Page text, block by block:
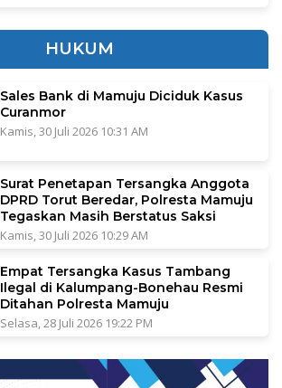
HUKUM
Sales Bank di Mamuju Diciduk Kasus
Curanmor
Kamis, 30 Juli 2026 10:31 AM
Surat Penetapan Tersangka Anggota
DPRD Torut Beredar, Polresta Mamuju
Tegaskan Masih Berstatus Saksi
Kamis, 30 Juli 2026 10:29 AM
Empat Tersangka Kasus Tambang
Ilegal di Kalumpang-Bonehau Resmi
Ditahan Polresta Mamuju
Selasa, 28 Juli 2026 19:22 PM